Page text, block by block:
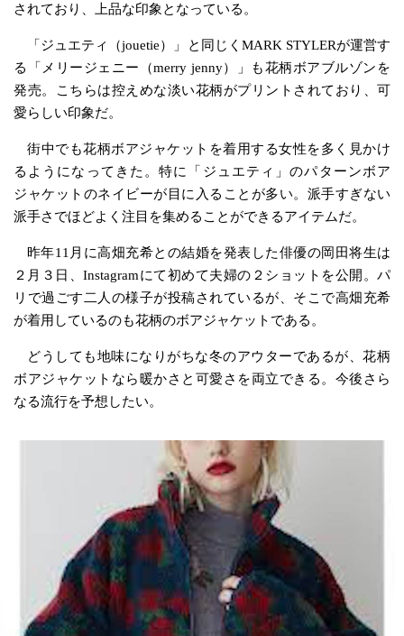
されており、上品な印象となっている。
「ジュエティ（jouetie）」と同じくMARK STYLERが運営す
る「メリージェニー（merry jenny）」も花柄ボアブルゾンを
発売。こちらは控えめな淡い花柄がプリントされており、可
愛らしい印象だ。
街中でも花柄ボアジャケットを着用する女性を多く見かけ
るようになってきた。特に「ジュエティ」のパターンボア
ジャケットのネイビーが目に入ることが多い。派手すぎない
派手さでほどよく注目を集めることができるアイテムだ。
昨年11月に高畑充希との結婚を発表した俳優の岡田将生は
２月３日、Instagramにて初めて夫婦の２ショットを公開。パ
リで過ごす二人の様子が投稿されているが、そこで高畑充希
が着用しているのも花柄のボアジャケットである。
どうしても地味になりがちな冬のアウターであるが、花柄
ボアジャケットなら暖かさと可愛さを両立できる。今後さら
なる流行を予想したい。